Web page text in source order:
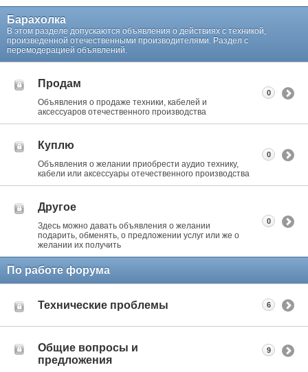
Барахолка
В этом разделе допускаются объявления о действиях с техникой,
произведенной отечественными производителями. Раздел с
перемодерацией объявлений.
Продам
Объявления о продаже техники, кабелей и
аксессуаров отечественного производства
0
Куплю
Объявления о желании приобрести аудио технику,
кабели или аксессуары отечественного производства
0
Другое
Здесь можно давать объявления о желании
подарить, обменять, о предложении услуг или же о
желании их получить
0
По работе форума
Технические проблемы 6
Общие вопросы и
предложения
9